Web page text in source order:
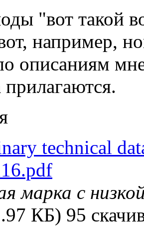
"вот такой
например,
описаниям
прилагаются.
technical
марка с
КБ) 95